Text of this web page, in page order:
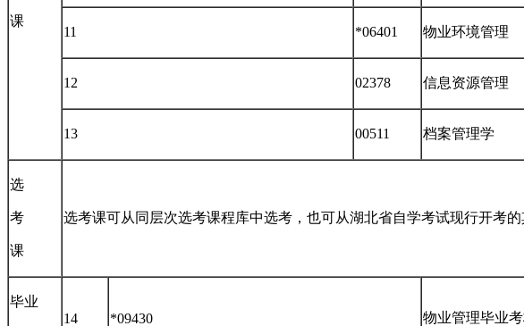
课
11 *06401 物业环境管理
12 02378 信息资源管理
13 00511 档案管理学
选
考
课
选考课可从同层次选考课程库中选考，也可从湖北省自学考试现行开考
毕业
14 *09430 物业管理毕业